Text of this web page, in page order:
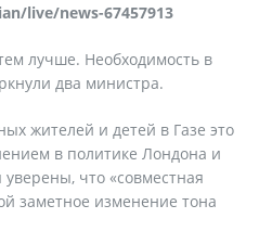
live/news-67457913
лучше. Необходимость в
два министра.
жителей и детей в Газе это
в политике Лондона и
что «совместная
заметное изменение тона